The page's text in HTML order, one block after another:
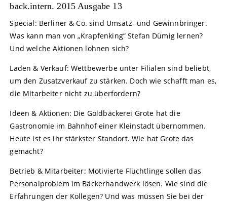
back.intern. 2015 Ausgabe 13
Special: Berliner & Co. sind Umsatz- und Gewinnbringer.
Was kann man von „Krapfenking“ Stefan Dümig lernen?
Und welche Aktionen lohnen sich?
Laden & Verkauf: Wettbewerbe unter Filialen sind beliebt,
um den Zusatzverkauf zu stärken. Doch wie schafft man es,
die Mitarbeiter nicht zu überfordern?
Ideen & Aktionen: Die Goldbäckerei Grote hat die
Gastronomie im Bahnhof einer Kleinstadt übernommen.
Heute ist es ihr stärkster Standort. Wie hat Grote das
gemacht?
Betrieb & Mitarbeiter: Motivierte Flüchtlinge sollen das
Personalproblem im Bäckerhandwerk lösen. Wie sind die
Erfahrungen der Kollegen? Und was müssen Sie bei der